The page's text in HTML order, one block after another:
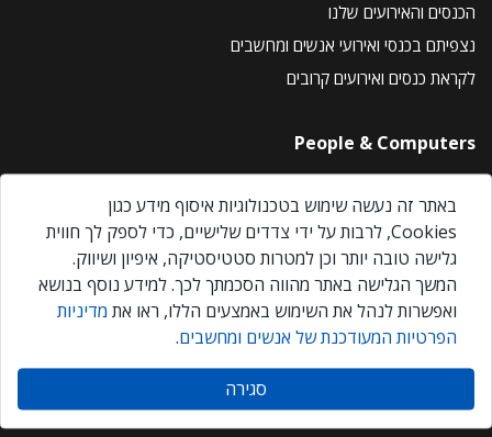
הכנסים והאירועים שלנו
נצפיתם בכנסי ואירועי אנשים ומחשבים
לקראת כנסים ואירועים קרובים
People & Computers
About Us
Privacy Policy
Contact Us
Our Events
אנשים ומחשבים © 2026 – כל הזכויות שמורות
באתר זה נעשה שימוש בטכנולוגיות איסוף מידע כגון
Cookies, לרבות על ידי צדדים שלישיים, כדי לספק לך חווית
גלישה טובה יותר וכן למטרות סטטיסטיקה, איפיון ושיווק.
המשך הגלישה באתר מהווה הסכמתך לכך. למידע נוסף בנושא
ואפשרות לנהל את השימוש באמצעים הללו, ראו את מדיניות
הפרטיות המעודכנת של אנשים ומחשבים.
סגירה